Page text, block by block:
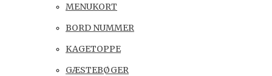
MENUKORT
BORD NUMMER
KAGETOPPE
GÆSTEBØGER